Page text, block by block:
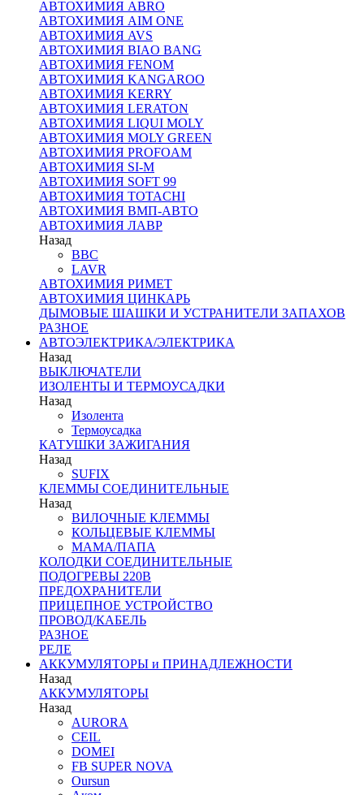
АВТОХИМИЯ ABRO
АВТОХИМИЯ AIM ONE
АВТОХИМИЯ AVS
АВТОХИМИЯ BIAO BANG
АВТОХИМИЯ FENOM
АВТОХИМИЯ KANGAROO
АВТОХИМИЯ KERRY
АВТОХИМИЯ LERATON
АВТОХИМИЯ LIQUI MOLY
АВТОХИМИЯ MOLY GREEN
АВТОХИМИЯ PROFOAM
АВТОХИМИЯ SI-M
АВТОХИМИЯ SOFT 99
АВТОХИМИЯ TOTACHI
АВТОХИМИЯ ВМП-АВТО
АВТОХИМИЯ ЛАВР
Назад
BBC
LAVR
АВТОХИМИЯ РИМЕТ
АВТОХИМИЯ ЦИНКАРЬ
ДЫМОВЫЕ ШАШКИ И УСТРАНИТЕЛИ ЗАПАХОВ
РАЗНОЕ
АВТОЭЛЕКТРИКА/ЭЛЕКТРИКА
Назад
ВЫКЛЮЧАТЕЛИ
ИЗОЛЕНТЫ И ТЕРМОУСАДКИ
Назад
Изолента
Термоусадка
КАТУШКИ ЗАЖИГАНИЯ
Назад
SUFIX
КЛЕММЫ СОЕДИНИТЕЛЬНЫЕ
Назад
ВИЛОЧНЫЕ КЛЕММЫ
КОЛЬЦЕВЫЕ КЛЕММЫ
МАМА/ПАПА
КОЛОДКИ СОЕДИНИТЕЛЬНЫЕ
ПОДОГРЕВЫ 220В
ПРЕДОХРАНИТЕЛИ
ПРИЦЕПНОЕ УСТРОЙСТВО
ПРОВОД/КАБЕЛЬ
РАЗНОЕ
РЕЛЕ
АККУМУЛЯТОРЫ и ПРИНАДЛЕЖНОСТИ
Назад
АККУМУЛЯТОРЫ
Назад
AURORA
CEIL
DOMEI
FB SUPER NOVA
Oursun